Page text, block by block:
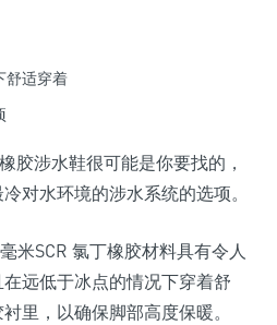
舒适穿着
胶涉水鞋很可能是你要找的，
对水环境的涉水系统的选项。
米SCR 氯丁橡胶材料具有令人
远低于冰点的情况下穿着舒
里，以确保脚部高度保暖。